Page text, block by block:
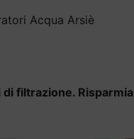
Acqua Arsiè
di filtrazione. Risparmia